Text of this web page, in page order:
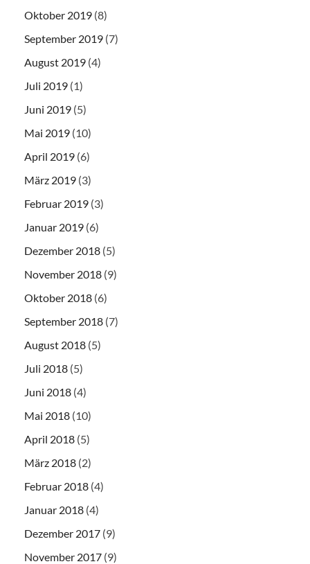
Oktober 2019 (8)
September 2019 (7)
August 2019 (4)
Juli 2019 (1)
Juni 2019 (5)
Mai 2019 (10)
April 2019 (6)
März 2019 (3)
Februar 2019 (3)
Januar 2019 (6)
Dezember 2018 (5)
November 2018 (9)
Oktober 2018 (6)
September 2018 (7)
August 2018 (5)
Juli 2018 (5)
Juni 2018 (4)
Mai 2018 (10)
April 2018 (5)
März 2018 (2)
Februar 2018 (4)
Januar 2018 (4)
Dezember 2017 (9)
November 2017 (9)